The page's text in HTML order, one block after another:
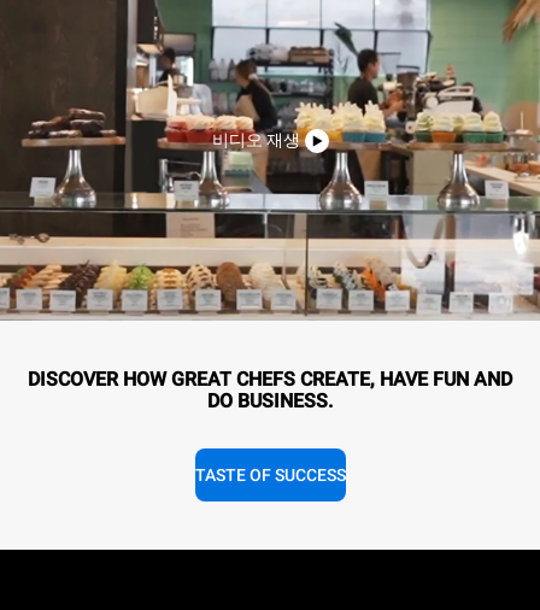
비디오 재생
DISCOVER HOW GREAT CHEFS CREATE, HAVE FUN AND
DO BUSINESS.
TASTE OF SUCCESS